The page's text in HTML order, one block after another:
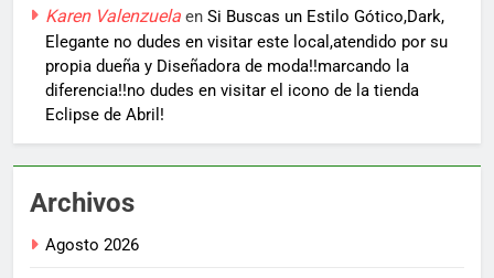
Karen Valenzuela en Si Buscas un Estilo Gótico,Dark,
Elegante no dudes en visitar este local,atendido por su
propia dueña y Diseñadora de moda!!marcando la
diferencia!!no dudes en visitar el icono de la tienda
Eclipse de Abril!
Archivos
Agosto 2026